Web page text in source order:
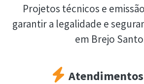
Projetos técnicos e
garantir a legalidade e
em Brejo